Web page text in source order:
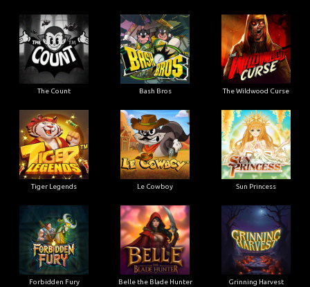
The Count Bash Bros The Wildwood Curse
Tiger Legends Le Cowboy Sun Princess
Forbidden Fury Belle the Blade Hunter Grinning Harvest